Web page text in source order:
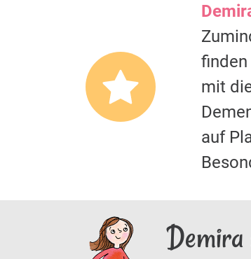
mit
auf
Demira